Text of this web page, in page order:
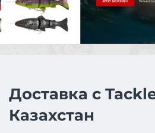
Доставка с
Казахстан